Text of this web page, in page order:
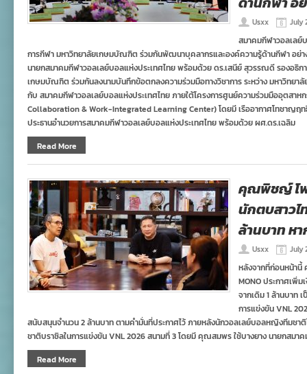
Usxx July
สมาคมกีฬาวอลเลย์
การกีฬา มหาวิทยาลัยเกษมบัณฑิต ร่วมกันพัฒนาบุคลากรและองค์ความรู้ด้านกีฬา อย่า
นายกสมาคมกีฬาวอลเลย์บอลแห่งประเทศไทย พร้อมด้วย ดร.เสนีย์ สุวรรณดี รองอธิ
เกษมบัณฑิต ร่วมกันลงนามบันทึกข้อตกลงความร่วมมือทางวิชาการ ระหว่าง มหาวิทย
กับ สมาคมกีฬาวอลเลย์บอลแห่งประเทศไทย ภายใต้โครงการศูนย์ความร่วมมืออุตสา
Collaboration & Work-Integrated Learning Center) โดยมี เรืออากาศโทชาญฤท
ประธานอำนวยการสมาคมกีฬาวอลเลย์บอลแห่งประเทศไทย พร้อมด้วย ผศ.ดร.เฉลิม
Read More
คุณพิชญ์ โพ
นักตบสาวไ
ล้านบาท ห
Usxx July
หลังจากที่ก่อนหน้า
MONO ประกาศเพิ่
จากเดิม 1 ล้านบาท
การแข่งขัน VNL
สนับสนุนจำนวน 2 ล้านบาท ตามคำมั่นที่ประกาศไว้ ภายหลังนักวอลเลย์บอลหญิงทีมชาติ
ชาติบราซิลในการแข่งขัน VNL 2026 สนามที่ 3 โดยมี คุณสมพร ใช้บางยาง นายกสมา
Read More